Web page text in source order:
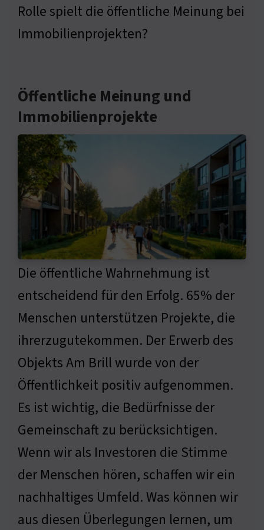
Rolle spielt die öffentliche Meinung bei
Immobilienprojekten?
Öffentliche Meinung und
Immobilienprojekte
Die öffentliche Wahrnehmung ist
entscheidend für den Erfolg. 65% der
Menschen unterstützen Projekte, die
ihrerzugutekommen. Der Erwerb des
Objekts Am Brill wurde von der
Öffentlichkeit positiv aufgenommen.
Es ist wichtig, die Bedürfnisse der
Gemeinschaft zu berücksichtigen.
Wenn wir als Investoren die Stimme
der Menschen hören, schaffen wir ein
nachhaltiges Umfeld. Was können wir
aus diesen Überlegungen lernen, um